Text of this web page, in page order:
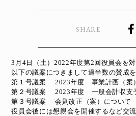
SHARE
3月4日（土）2022年度第2回役員会を
以下の議案につきまして過半数の賛成
第１号議案 2023年度 事業計画（案
第２号議案 2023年度 一般会計収支
第３号議案 会則改正（案）について
役員会後には懇親会を開催するなど交